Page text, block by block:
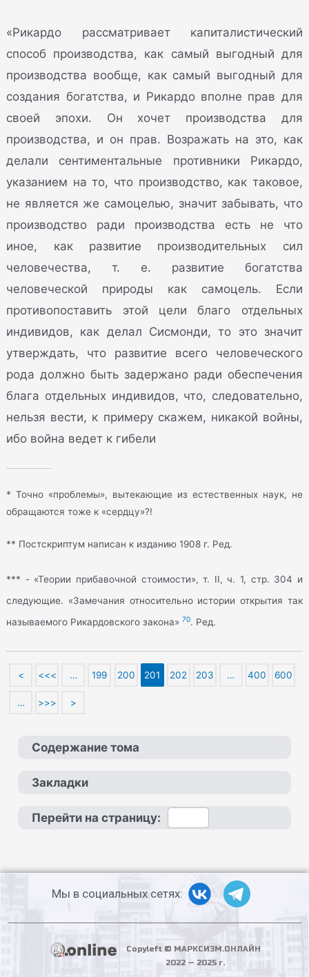
«Рикардо рассматривает капиталистический
способ производства, как самый выгодный для
производства вообще, как самый выгодный для
создания богатства, и Рикардо вполне прав для
своей эпохи. Он хочет производства для
производства, и он прав. Возражать на это, как
делали сентиментальные противники Рикардо,
указанием на то, что производство, как таковое,
не является же самоцелью, значит забывать, что
производство ради производства есть не что
иное, как развитие производительных сил
человечества, т. е. развитие богатства
человеческой природы как самоцель. Если
противопоставить этой цели благо отдельных
индивидов, как делал Сисмонди, то это значит
утверждать, что развитие всего человеческого
рода должно быть задержано ради обеспечения
блага отдельных индивидов, что, следовательно,
нельзя вести, к примеру скажем, никакой войны,
ибо война ведет к гибели
* Точно «проблемы», вытекающие из естественных наук, не
обращаются тоже к «сердцу»?!
** Постскриптум написан к изданию 1908 г. Ред.
*** - «Теории прибавочной стоимости», т. II, ч. 1, стр. 304 и
следующие. «Замечания относительно истории открытия так
называемого Рикардовского закона» 70. Ред.
< <<< … 199 200 201 202 203 … 400 600
… >>> >
Содержание тома
Закладки
Перейти на страницу:
Мы в социальных сетях:
Copyleft © МАРКСИЗМ.ОНЛАЙН
2022 — 2025 г.